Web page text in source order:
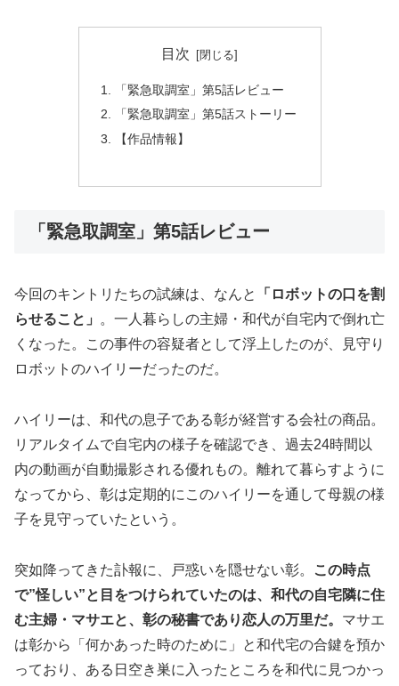
目次
「緊急取調室」第5話レビュー
「緊急取調室」第5話ストーリー
【作品情報】
「緊急取調室」第5話レビュー
今回のキントリたちの試練は、なんと
「ロボットの口を割
らせること」
。一人暮らしの主婦・和代が自宅内で倒れ亡
くなった。この事件の容疑者として浮上したのが、見守り
ロボットのハイリーだったのだ。
ハイリーは、和代の息子である彰が経営する会社の商品。
リアルタイムで自宅内の様子を確認でき、過去24時間以
内の動画が自動撮影される優れもの。離れて暮らすように
なってから、彰は定期的にこのハイリーを通して母親の様
子を見守っていたという。
突如降ってきた訃報に、戸惑いを隠せない彰。
この時点
で”怪しい”と目をつけられていたのは、和代の自宅隣に住
む主婦・マサエと、彰の秘書であり恋人の万里だ。 マサエ
は彰から「何かあった時のために」と和代宅の合鍵を預か
っており、ある日空き巣に入ったところを和代に見つかっ